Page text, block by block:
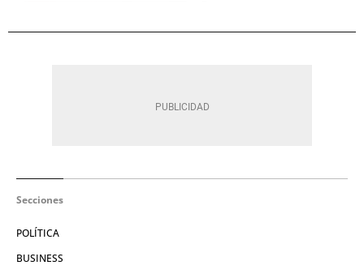
Secciones
POLÍTICA
BUSINESS